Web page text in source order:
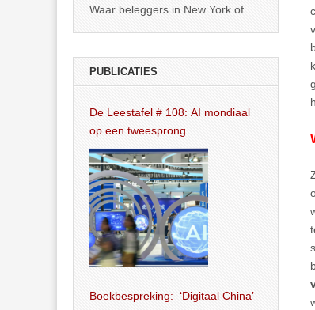
Waar beleggers in New York of
PUBLICATIES
De Leestafel # 108: AI mondiaal
op een tweesprong
Boekbespreking: ‘Digitaal China’